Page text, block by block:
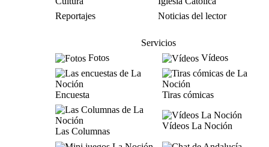
Reportajes
Noticias del lector
Servicios
Fotos
Vídeos
Encuesta Tiras cómicas
Las Columnas
Vídeos La Noción